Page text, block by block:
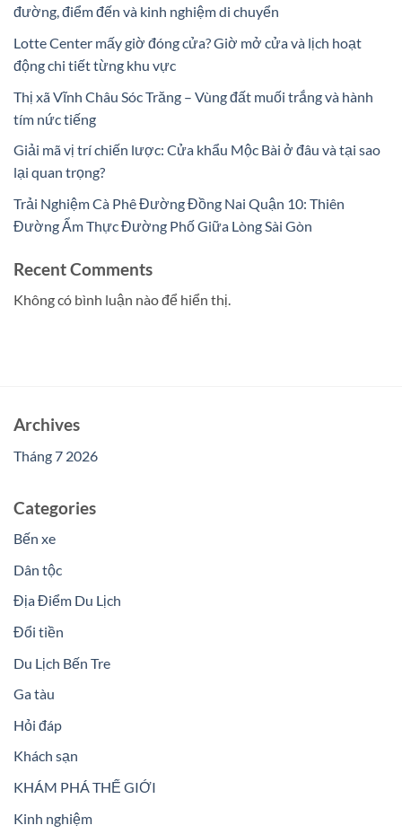
đường, điểm đến và kinh nghiệm di chuyển
Lotte Center mấy giờ đóng cửa? Giờ mở cửa và lịch hoạt
động chi tiết từng khu vực
Thị xã Vĩnh Châu Sóc Trăng – Vùng đất muối trắng và hành
tím nức tiếng
Giải mã vị trí chiến lược: Cửa khẩu Mộc Bài ở đâu và tại sao
lại quan trọng?
Trải Nghiệm Cà Phê Đường Đồng Nai Quận 10: Thiên
Đường Ẩm Thực Đường Phố Giữa Lòng Sài Gòn
Recent Comments
Không có bình luận nào để hiển thị.
Archives
Tháng 7 2026
Categories
Bến xe
Dân tộc
Địa Điểm Du Lịch
Đổi tiền
Du Lịch Bến Tre
Ga tàu
Hỏi đáp
Khách sạn
KHÁM PHÁ THẾ GIỚI
Kinh nghiệm